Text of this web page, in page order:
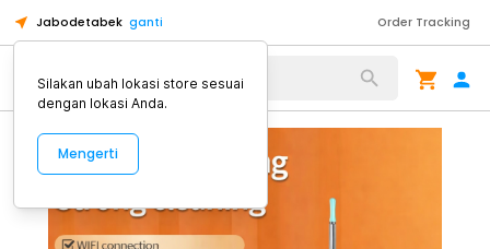
Jabodetabek ganti Order Tracking
Alat Kopi
Silakan ubah lokasi store sesuai
dengan lokasi Anda.
Mengerti